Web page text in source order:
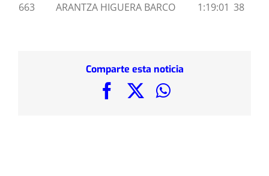
663
ARANTZA HIGUERA BARCO 1:19:01 38
Comparte esta noticia
FacebookWhatsApp